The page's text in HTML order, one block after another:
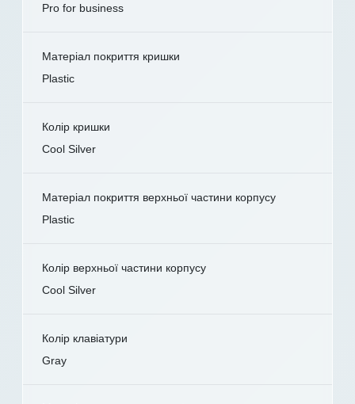
Pro for business
Матеріал покриття кришки
Plastic
Колір кришки
Cool Silver
Матеріал покриття верхньої частини корпусу
Plastic
Колір верхньої частини корпусу
Cool Silver
Колір клавіатури
Gray